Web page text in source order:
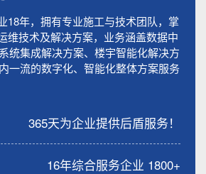
18年，拥有专业施工与技术团队，掌
维技术及解决方案，业务涵盖数据中
统集成解决方案、楼宇智能化解决方
一流的数字化、智能化整体方案服务
365天为企业提供后盾服务！
16年综合服务企业 1800+